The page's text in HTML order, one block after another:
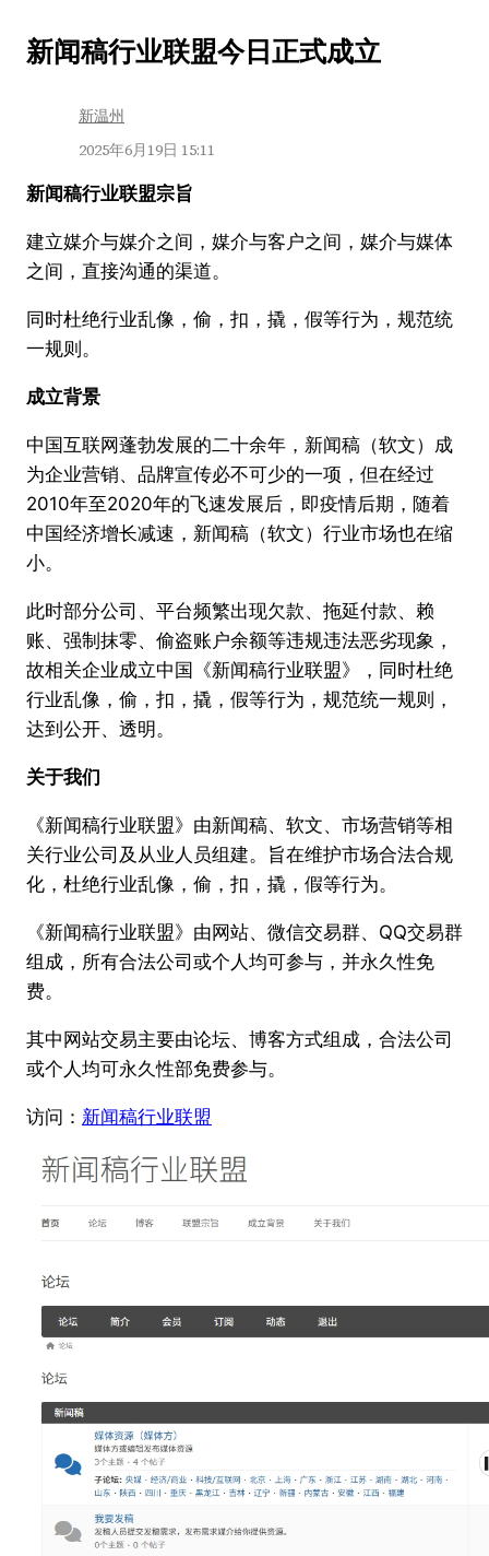
新闻稿行业联盟今日正式成立
新温州
2025年6月19日 15:11
新闻稿行业联盟宗旨
建立媒介与媒介之间，媒介与客户之间，媒介与媒体
之间，直接沟通的渠道。
同时杜绝行业乱像，偷，扣，撬，假等行为，规范统
一规则。
成立背景
中国互联网蓬勃发展的二十余年，新闻稿（软文）成
为企业营销、品牌宣传必不可少的一项，但在经过
2010年至2020年的飞速发展后，即疫情后期，随着
中国经济增长减速，新闻稿（软文）行业市场也在缩
小。
此时部分公司、平台频繁出现欠款、拖延付款、赖
账、强制抹零、偷盗账户余额等违规违法恶劣现象，
故相关企业成立中国《新闻稿行业联盟》，同时杜绝
行业乱像，偷，扣，撬，假等行为，规范统一规则，
达到公开、透明。
关于我们
《新闻稿行业联盟》由新闻稿、软文、市场营销等相
关行业公司及从业人员组建。旨在维护市场合法合规
化，杜绝行业乱像，偷，扣，撬，假等行为。
《新闻稿行业联盟》由网站、微信交易群、QQ交易群
组成，所有合法公司或个人均可参与，并永久性免
费。
其中网站交易主要由论坛、博客方式组成，合法公司
或个人均可永久性部免费参与。
访问： 新闻稿行业联盟